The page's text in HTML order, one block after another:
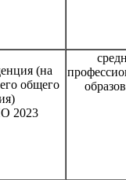
(на
общего
2023